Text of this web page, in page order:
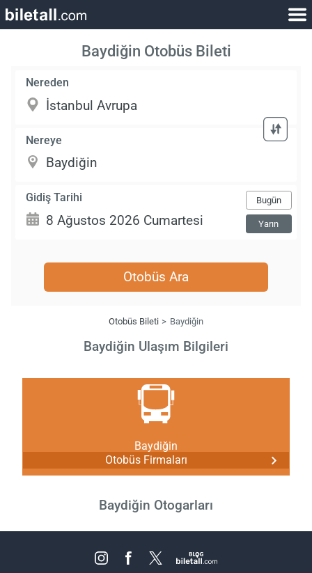
Baydiğin Otobüs Bileti
Nereden
Nereye
Gidiş Tarihi Bugün
Yarın
Otobüs Ara
Otobüs Bileti Baydiğin
Baydiğin Ulaşım Bilgileri
Baydiğin
Otobüs Firmaları
Baydiğin Otogarları